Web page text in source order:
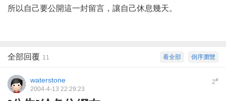
所以自己要公開這一封留言，讓自己休息幾天。
倒序瀏覽
看全部
全部回覆 11
2#
waterstone
2004-4-13 22:29:23